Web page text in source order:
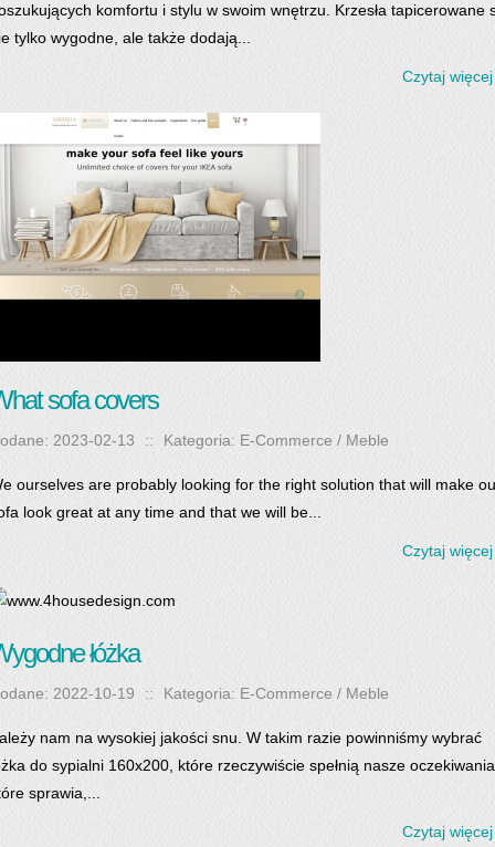
komfortu i stylu w swoim wnętrzu. Krzesła tapicerowane
tylko wygodne, ale także dodają...
Czytaj
sofa covers
2023-02-13 :: Kategoria: E-Commerce / Meble
ourselves are probably looking for the right solution that will make
look great at any time and that we will be...
Czytaj
łóżka
2022-10-19 :: Kategoria: E-Commerce / Meble
nam na wysokiej jakości snu. W takim razie powinniśmy wybrać
do sypialni 160x200, które rzeczywiście spełnią nasze
sprawia,...
Czytaj